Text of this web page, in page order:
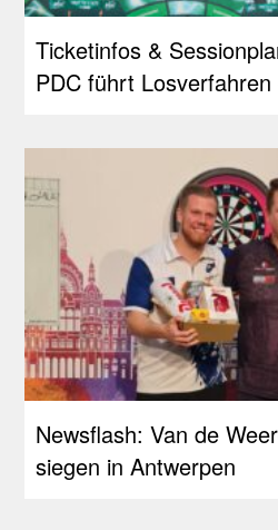
Ticketinfos &
PDC führt Losverfahren
Newsflash: Van de
siegen in Antwerpen